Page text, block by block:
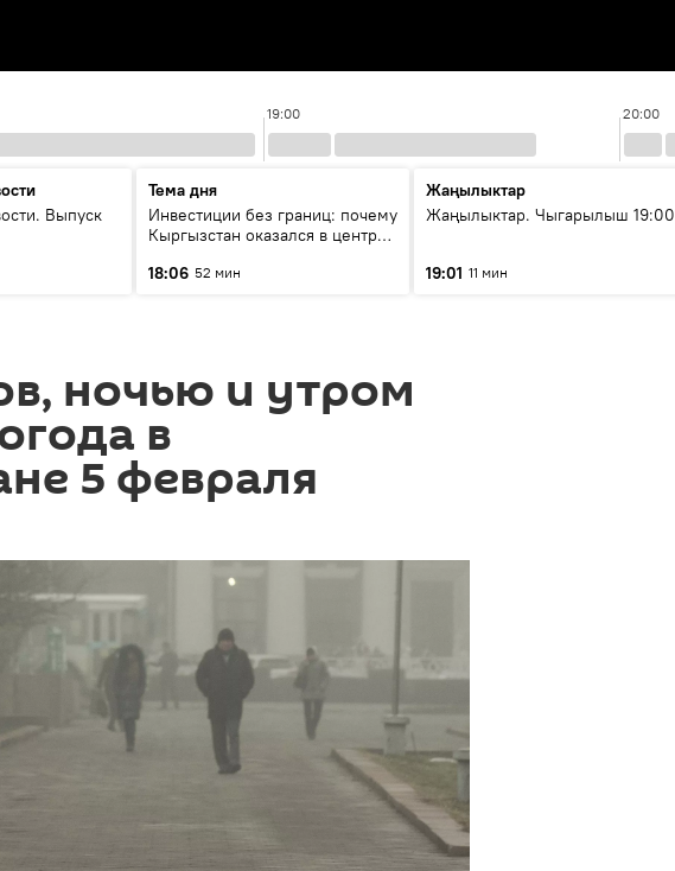
19:00 20:00
Выпуск
Тема дня
Инвестиции без границ: почему
Кыргызстан оказался в центре
18:06 52 мин
Жаңылыктар
Жаңылыктар. Чыгарылыш 19:00
19:01 11 мин
ночью и утром
в
5 февраля